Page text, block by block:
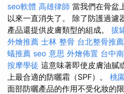
seo軟體 高雄律師 當我們在骨盆
以來一直消失了。 除了防護過濾
產品還提供皮膚類型的組成。 拔
外燴推薦 士林 整骨 台北整骨推薦
蟻推薦 seo 意思 外燴佈置 台中
按摩學徒 這意味著即使皮膚油膩
上最合適的防曬霜（SPF）。 桃
面部防曬產品的作用不受化妝的